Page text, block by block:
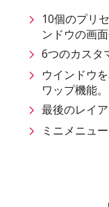
10個のプリ
ンドウの画
6つのカスタ
ウインドウ
ワップ機能。
最後のレイア
ミニメニュ